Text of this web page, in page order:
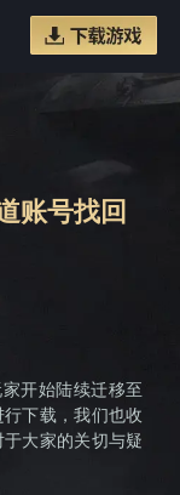
账号找回
开始陆续迁移至
下载，我们也收
大家的关切与疑